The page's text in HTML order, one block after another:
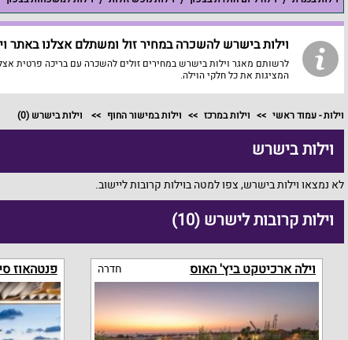
וילות בישרש להשכרה במחיר זול ומשתלם אצלנו באתר
לרשותם מאגר וילות בישרש במחירים זולים להשכרה עם בריכה פרטית
המציגות את כל חלקי הוילה.
וילות - עמוד ראשי וילות במרכז וילות במישור החוף וילות בישרש (0)
וילות בישרש
לא נמצאו וילות בישרש, צפו למטה בוילות קרובות ליישוב.
וילות קרובות לישרש (10)
וילה ארכיטקט ביץ' האוס חדרה פנטהאוז